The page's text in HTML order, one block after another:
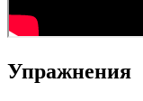
Упражнения